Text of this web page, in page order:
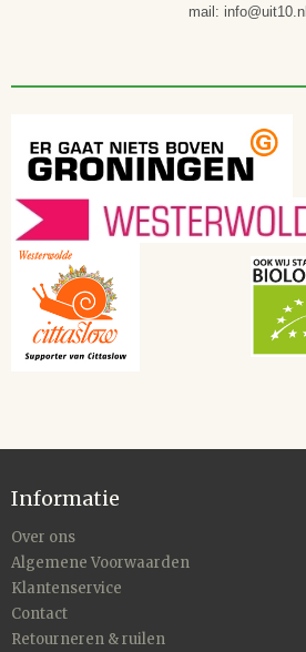
mail: info@uit10.nl
Informatie
Over ons
Algemene Voorwaarden
Klantenservice
Contact
Retourneren & ruilen